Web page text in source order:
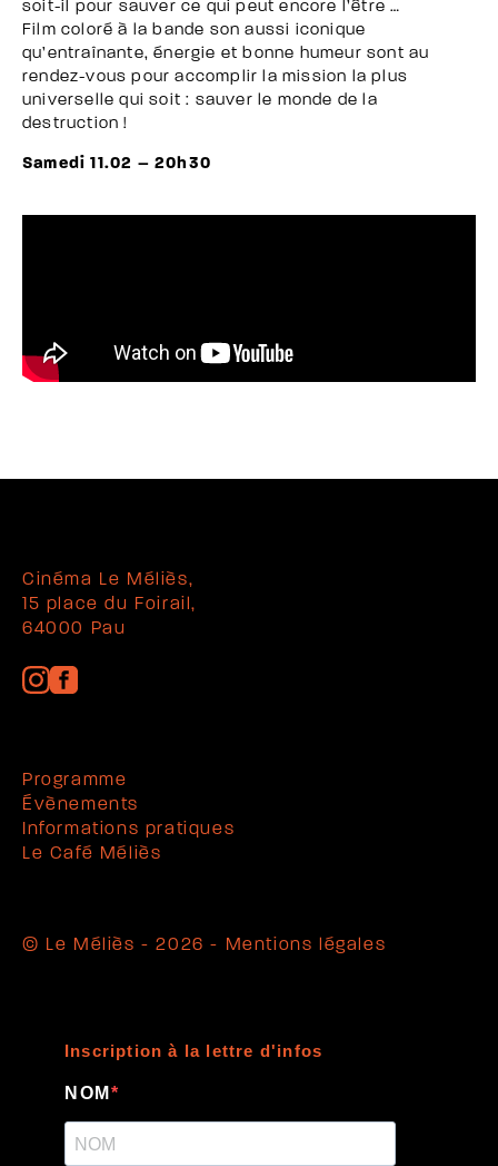
soit-il pour sauver ce qui peut encore l’être …
Film coloré à la bande son aussi iconique
qu’entraînante, énergie et bonne humeur sont au
rendez-vous pour accomplir la mission la plus
universelle qui soit : sauver le monde de la
destruction !
Samedi 11.02 – 20h30
Cinéma Le Méliès,
15 place du Foirail,
64000 Pau
Programme
Évènements
Informations pratiques
Le Café Méliès
© Le Méliès - 2026 - Mentions légales
Inscription à la lettre d'infos
NOM